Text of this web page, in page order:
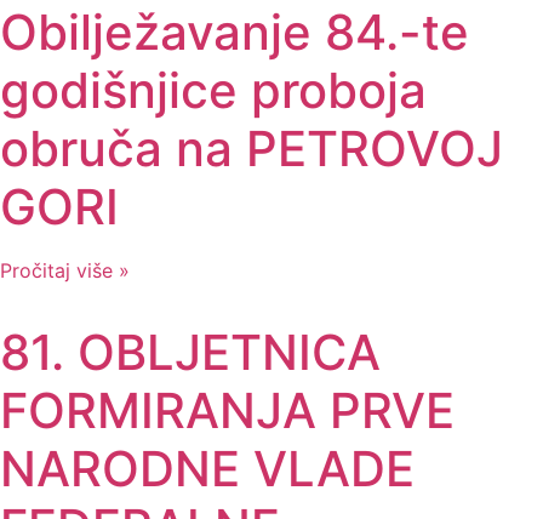
Obilježavanje 84.-te
godišnjice proboja
obruča na PETROVOJ
GORI
Pročitaj više »
81. OBLJETNICA
FORMIRANJA PRVE
NARODNE VLADE